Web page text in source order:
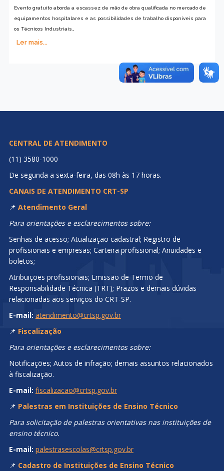
Evento gratuito aborda a escassez de mão de obra qualificada no mercado de
equipamentos hospitalares e as possibilidades de trabalho disponíveis para
os Técnicos Industriais…
Ler mais...
CENTRAL DE ATENDIMENTO
(11) 3580-1000
De segunda a sexta-feira, das 08h às 17 horas.
CANAIS DE ATENDIMENTO CRT-SP
📌 Atendimento Geral
Para orientações e esclarecimentos sobre:
Senhas de acesso; Atualização cadastral; Registro de
profissionais e empresas; Carteira profissional; Anuidades e
boletos;
Atribuições profissionais; Emissão de Termo de
Responsabilidade Técnica (TRT); Prazos e demais dúvidas
relacionadas aos serviços do CRT-SP.
E-mail: atendimento@crtsp.gov.br
📌 Fiscalização
Para orientações e esclarecimentos sobre:
Notificações; Autos de infração; demais assuntos relacionados
à fiscalização.
E-mail: fiscalizacao@crtsp.gov.br
📌 Palestras em Instituições de Ensino Técnico
Para solicitação de palestras orientativas nas instituições de
ensino técnico.
E-mail: palestrasescolas@crtsp.gov.br
📌 Cadastro de Instituições de Ensino Técnico